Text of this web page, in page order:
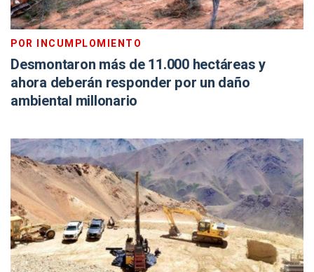
POR INCUMPLOMIENTO
Desmontaron más de 11.000 hectáreas y
ahora deberán responder por un daño
ambiental millonario